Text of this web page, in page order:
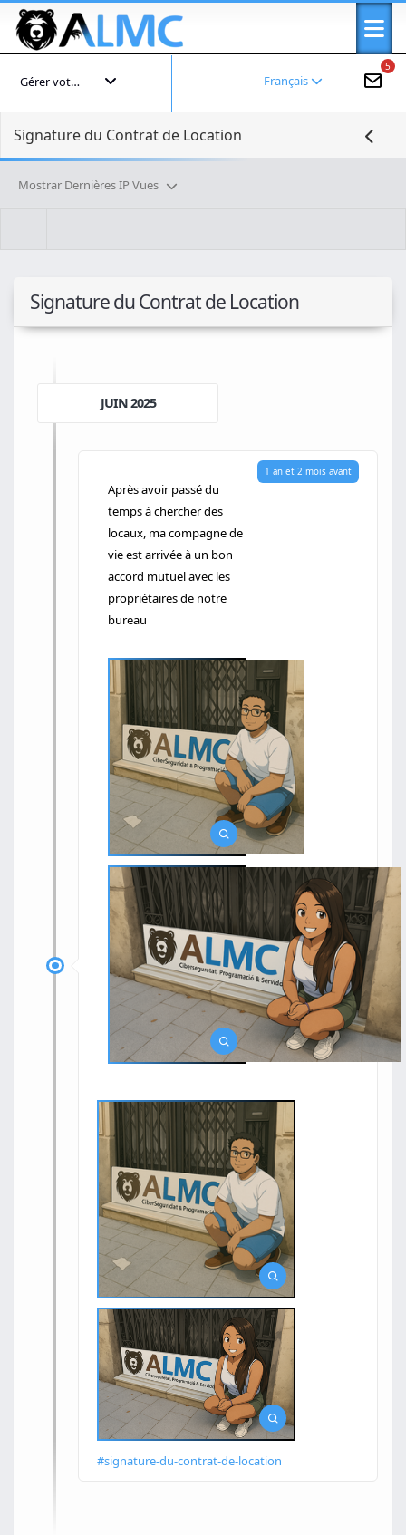
5
Français
Gérer votre compte
Signature du Contrat de Location
Mostrar Dernières IP Vues
Signature du Contrat de Location
JUIN 2025
1 an et 2 mois avant
Après avoir passé du
temps à chercher des
locaux, ma compagne de
vie est arrivée à un bon
accord mutuel avec les
propriétaires de notre
bureau
#signature-du-contrat-de-location